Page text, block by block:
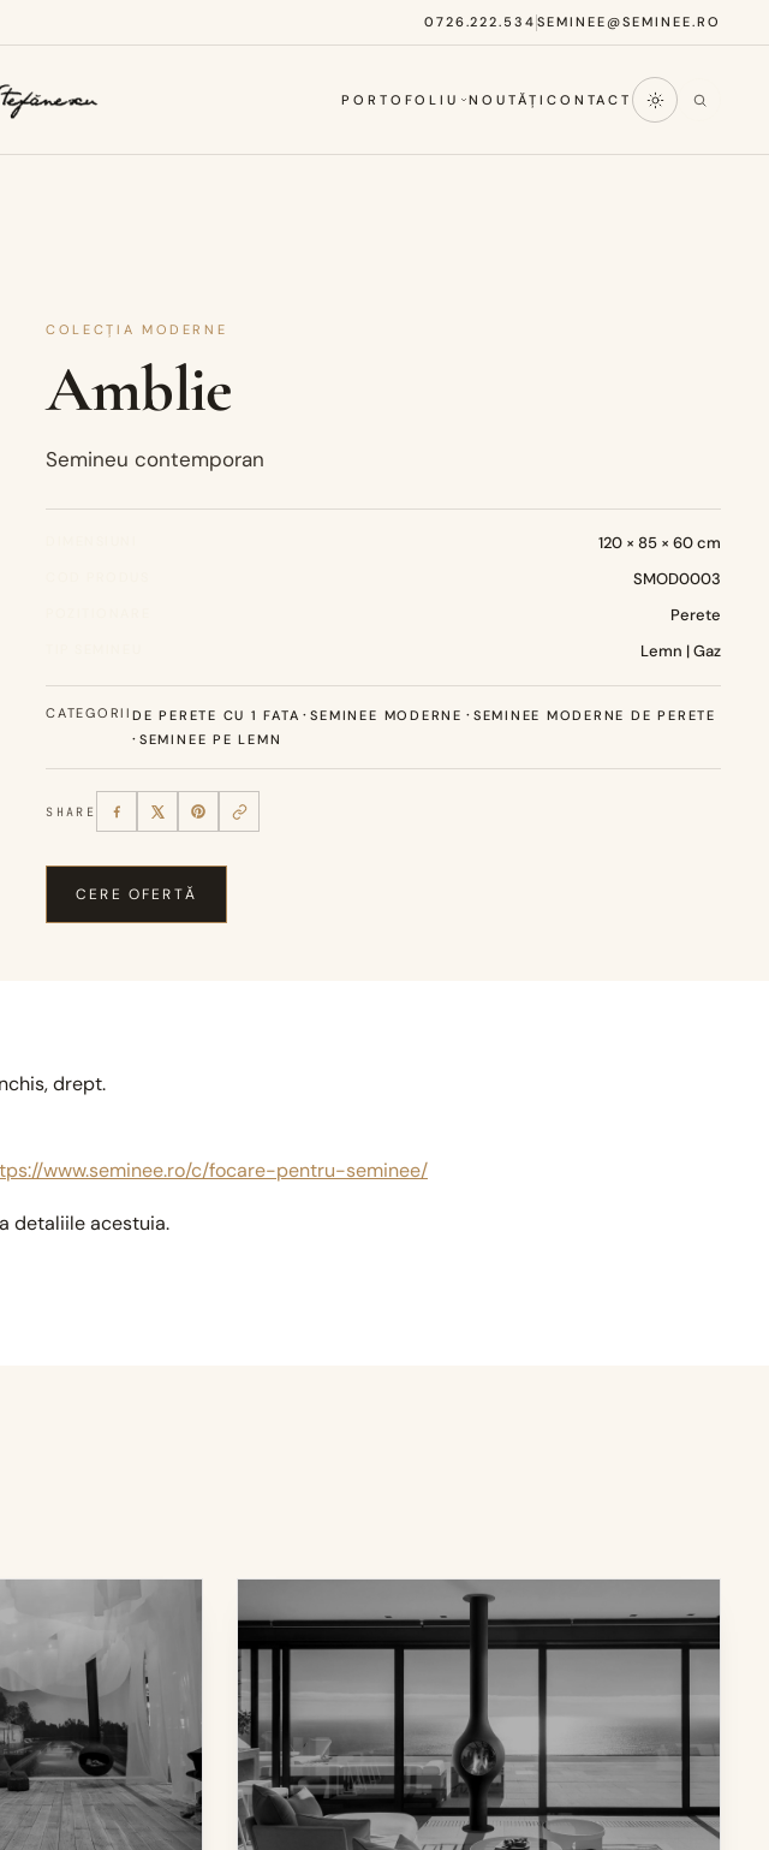
0726.222.534 SEMINEE@SEMINEE.RO
PORTOFOLIU NOUTĂȚI CONTACT
COLECȚIA MODERNE
Amblie
Semineu contemporan
120 × 85 × 60 cm
SMOD0003
Perete
Lemn | Gaz
CATEGORII DE PERETE CU 1 FATA ·SEMINEE MODERNE · SEMINEE MODERNE DE PERETE
· SEMINEE PE LEMN
SHARE
CERE OFERTĂ
drept.
www.seminee.ro/c/focare-pentru-seminee/
detaliile acestuia.